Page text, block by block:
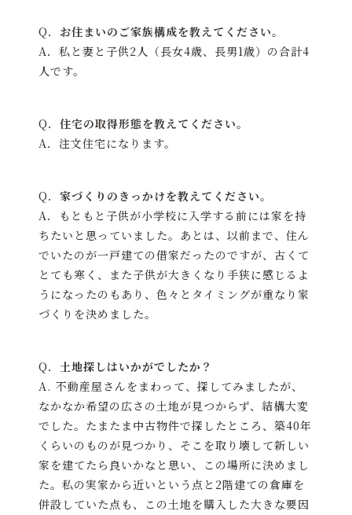
Q． お住まいのご家族構成を教えてください。
A．私と妻と子供2人（長女4歳、長男1歳）の合計4
人です。
Q． 住宅の取得形態を教えてください。
A．注文住宅になります。
Q． 家づくりのきっかけを教えてください。
A．もともと子供が小学校に入学する前には家を持
ちたいと思っていました。あとは、以前まで、住ん
でいたのが一戸建ての借家だったのですが、古くて
とても寒く、また子供が大きくなり手狭に感じるよ
うになったのもあり、色々とタイミングが重なり家
づくりを決めました。
Q． 土地探しはいかがでしたか？
A. 不動産屋さんをまわって、探してみましたが、
なかなか希望の広さの土地が見つからず、結構大変
でした。たまたま中古物件で探したところ、築40年
くらいのものが見つかり、そこを取り壊して新しい
家を建てたら良いかなと思い、この場所に決めまし
た。私の実家から近いという点と2階建ての倉庫を
併設していた点も、この土地を購入した大きな要因